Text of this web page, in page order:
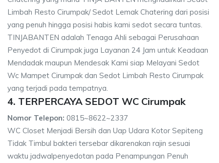
Limbah Resto Cirumpak/ Sedot Lemak Chatering dari posisi
yang penuh hingga posisi habis kami sedot secara tuntas.
TINJABANTEN adalah Tenaga Ahli sebagai Perusahaan
Penyedot di Cirumpak juga Layanan 24 Jam untuk Keadaan
Mendadak maupun Mendesak Kami siap Melayani Sedot
Wc Mampet Cirumpak dan Sedot Limbah Resto Cirumpak
yang terjadi pada tempatnya.
4. TERPERCAYA SEDOT WC Cirumpak
Nomor Telepon: 0815~8622~2337
WC Closet Menjadi Bersih dan Uap Udara Kotor Sepiteng
Tidak Timbul bakteri tersebar dikarenakan rajin sesuai
waktu jadwalpenyedotan pada Penampungan Penuh